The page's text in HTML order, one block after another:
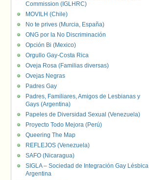
Commission (IGLHRC)
MOVILH (Chile)
No te prives (Murcia, España)
ONG por la No Discriminación
Opción Bi (Mexico)
Orgullo Gay-Costa Rica
Oveja Rosa (Familias diversas)
Ovejas Negras
Padres Gay
Padres, Familiares, Amigos de Lesbianas y
Gays (Argentina)
Papeles de Diversidad Sexual (Venezuela)
Proyecto Todo Mejora (Perú)
Queering The Map
REFLEJOS (Venezuela)
SAFO (Nicaragua)
SIGLA – Sociedad de Integración Gay Lésbica
Argentina